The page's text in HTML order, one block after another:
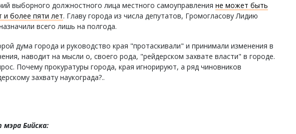
выборного должностного лица местного самоуправления не может быть
и более пяти лет. Главу города из числа депутатов, Громогласову Лидию
всего лишь на полгода.
дума города и руководство края "протаскивали" и принимали изменения в
наводит на мысли о, своего рода, "рейдерском захвате власти" в городе.
Почему прокуратуры города, края игнорируют, а ряд чиновников
захвату наукограда?..
мэра Бийска: